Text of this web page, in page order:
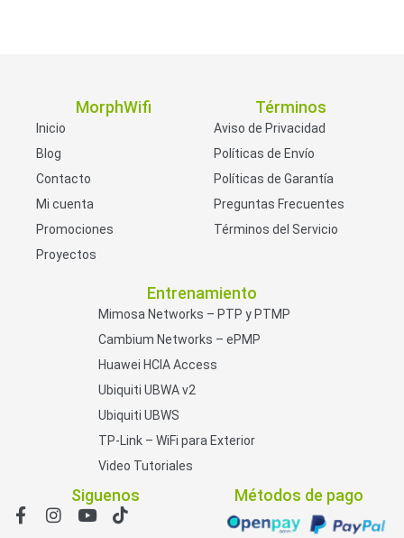
MorphWifi
Inicio
Blog
Contacto
Mi cuenta
Promociones
Proyectos
Términos
Aviso de Privacidad
Políticas de Envío
Políticas de Garantía
Preguntas Frecuentes
Términos del Servicio
Entrenamiento
Mimosa Networks – PTP y PTMP
Cambium Networks – ePMP
Huawei HCIA Access
Ubiquiti UBWA v2
Ubiquiti UBWS
TP-Link – WiFi para Exterior
Video Tutoriales
Siguenos Métodos de pago